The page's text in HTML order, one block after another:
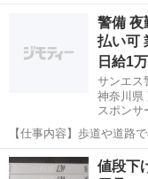
画作成に使える、I-O DATA
で、HDMI接続するだけ
らゲーム実況を...
川崎市 登戸
警備 夜
払い可
日給1
サンエス
神奈川県
スポンサ
【仕事内容】歩道や道路
用される車両や歩行者の
導してください。 勤務地
アルバイト・パート
値段下